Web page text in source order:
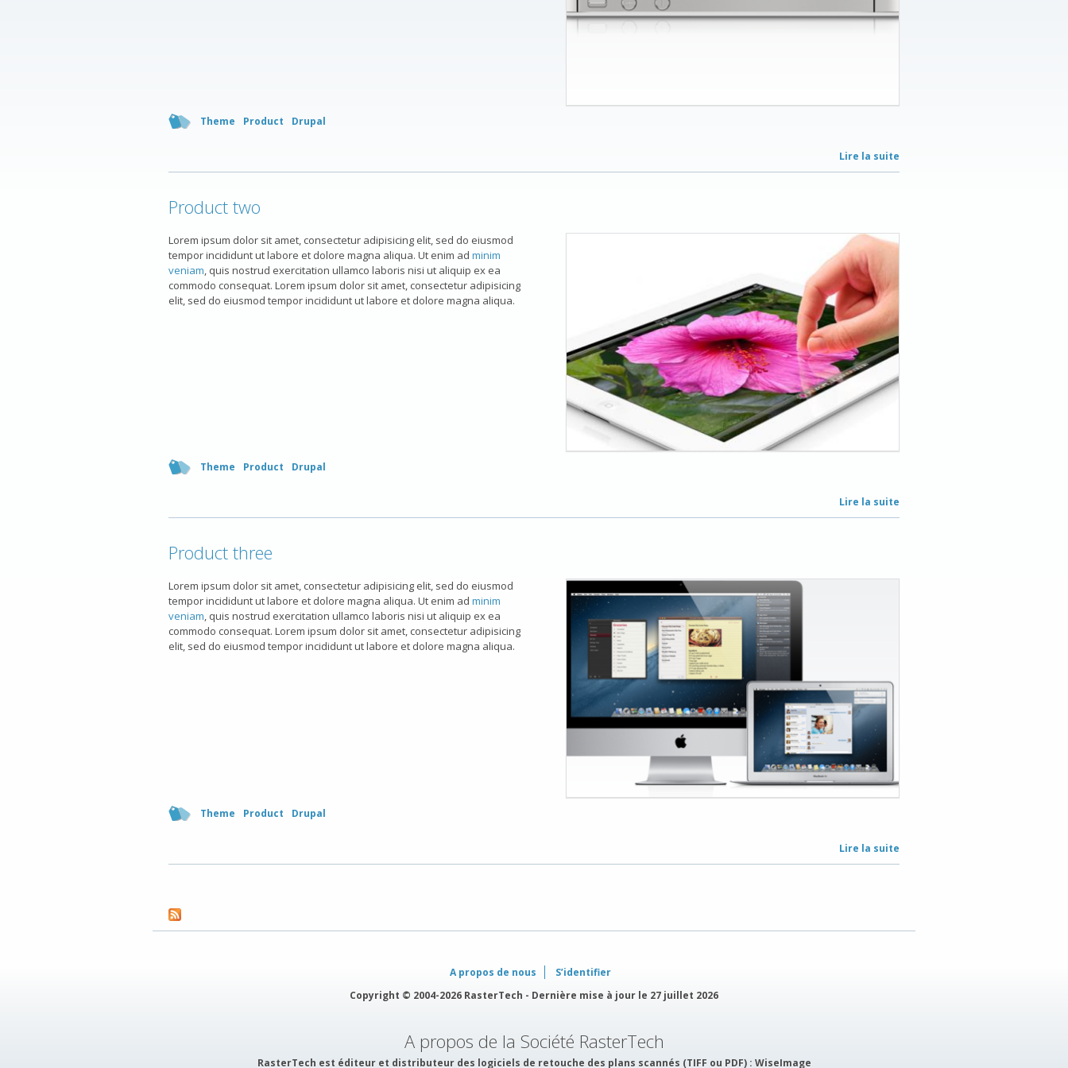
Theme Product Drupal
Lire la suite
Product two
Lorem ipsum dolor sit amet, consectetur adipisicing elit, sed do eiusmod
tempor incididunt ut labore et dolore magna aliqua. Ut enim ad minim
veniam, quis nostrud exercitation ullamco laboris nisi ut aliquip ex ea
commodo consequat. Lorem ipsum dolor sit amet, consectetur adipisicing
elit, sed do eiusmod tempor incididunt ut labore et dolore magna aliqua.
Theme Product Drupal
Lire la suite
Product three
Lorem ipsum dolor sit amet, consectetur adipisicing elit, sed do eiusmod
tempor incididunt ut labore et dolore magna aliqua. Ut enim ad minim
veniam, quis nostrud exercitation ullamco laboris nisi ut aliquip ex ea
commodo consequat. Lorem ipsum dolor sit amet, consectetur adipisicing
elit, sed do eiusmod tempor incididunt ut labore et dolore magna aliqua.
Theme Product Drupal
Lire la suite
A propos de nous
S’identifier
Copyright © 2004-2026 RasterTech - Dernière mise à jour le 27 juillet 2026
A propos de la Société RasterTech
RasterTech est éditeur et distributeur des logiciels de retouche des plans scannés (TIFF ou PDF) : WiseImage